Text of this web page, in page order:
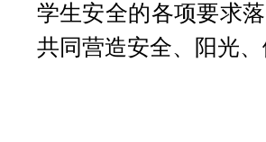
学生安全的各项要求
共同营造安全、阳光